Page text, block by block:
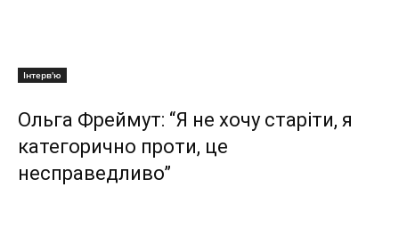
Інтерв'ю
Ольга Фреймут: “Я не хочу старіти, я
категорично проти, це
несправедливо”